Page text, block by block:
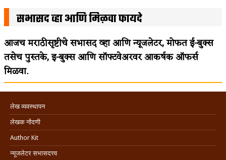
सभासद व्हा आणि मिळवा फायदे
आजच मराठीसृष्टीचे सभासद व्हा आणि न्यूजलेटर, मोफत ई-बुक्स
तसेच पुस्तके, इ-बुक्स आणि सॉफ्टवेअरवर आकर्षक ऑफर्स
मिळवा.
लेख व्यवस्थापन
लेखक नोंदणी
Author Kit
न्यूजलेटर सभासदत्त्व